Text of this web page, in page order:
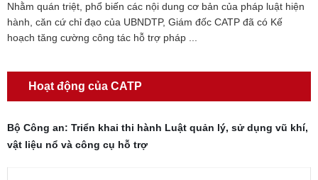
Nhằm quán triệt, phổ biến các nội dung cơ bản của pháp luật hiện
hành, căn cứ chỉ đạo của UBNDTP, Giám đốc CATP đã có Kế
hoạch tăng cường công tác hỗ trợ pháp ...
Hoạt động của CATP
Bộ Công an: Triển khai thi hành Luật quản lý, sử dụng vũ khí,
vật liệu nổ và công cụ hỗ trợ